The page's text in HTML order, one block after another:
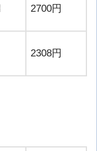
2700円
2308円